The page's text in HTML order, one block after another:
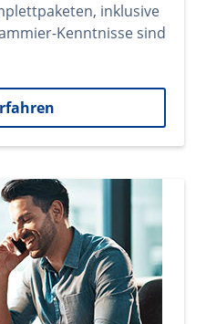
inklusive
Kenntnisse sind